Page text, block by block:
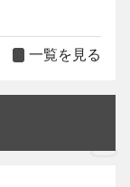
一覧を見る